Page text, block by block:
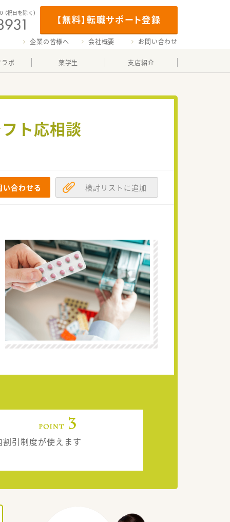
【無料】転職サポート登録
（祝日を除く）
企業の皆様へ 会社概要 お問い合わせ
ボ 薬学生 支店紹介
ト応相談
い合わせる 検討リストに追加
割引制度が使えます